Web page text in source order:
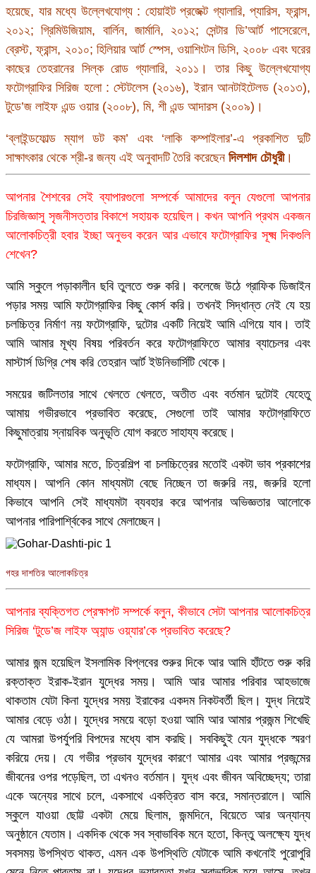
হয়েছে, যার মধ্যে উল্লেখযোগ্য : হোয়াইট প্রজেক্ট গ্যালারি, প্যারিস, ফ্রান্স,
২০১২; গ্রিমিউজিয়াম, বার্লিন, জার্মানি, ২০১২; সেন্টার ডি’আর্ট পাসেরেলে,
ব্রেস্ট, ফ্রান্স, ২০১০; হিলিয়ার আর্ট স্পেস, ওয়াশিংটন ডিসি, ২০০৮ এবং ঘরের
কাছের তেহরানের সিল্ক রোড গ্যালারি, ২০১১। তার কিছু উল্লেখযোগ্য
ফটোগ্রাফির সিরিজ হলো : স্টেটলেস (২০১৬), ইরান আনটাইটেলড (২০১৩),
টুডে’জ লাইফ এন্ড ওয়ার (২০০৮), মি, শী এন্ড আদারস (২০০৯)।
‘ব্লাইন্ডফোল্ড ম্যাগ ডট কম’ এবং ‘লাকি কম্পাইলার’-এ প্রকাশিত দুটি
সাক্ষাৎকার থেকে শ্রী-র জন্য এই অনুবাদটি তৈরি করেছেন দিলশাদ চৌধুরী।
আপনার শৈশবের সেই ব্যাপারগুলো সম্পর্কে আমাদের বলুন যেগুলো আপনার
চিরজিজ্ঞাসু সৃজনীসত্তার বিকাশে সহায়ক হয়েছিল। কখন আপনি প্রথম একজন
আলোকচিত্রী হবার ইচ্ছা অনুভব করেন আর এভাবে ফটোগ্রাফির সূক্ষ্ম দিকগুলি
শেখেন?
আমি স্কুলে পড়াকালীন ছবি তুলতে শুরু করি। কলেজে উঠে গ্রাফিক ডিজাইন
পড়ার সময় আমি ফটোগ্রাফির কিছু কোর্স করি। তখনই সিদ্ধান্ত নেই যে হয়
চলচ্চিত্র নির্মাণ নয় ফটোগ্রাফি, দুটোর একটি নিয়েই আমি এগিয়ে যাব। তাই
আমি আমার মূখ্য বিষয় পরিবর্তন করে ফটোগ্রাফিতে আমার ব্যাচেলর এবং
মাস্টার্স ডিগ্রি শেষ করি তেহরান আর্ট ইউনিভার্সিটি থেকে।
সময়ের জটিলতার সাথে খেলতে খেলতে, অতীত এবং বর্তমান দুটোই যেহেতু
আমায় গভীরভাবে প্রভাবিত করেছে, সেগুলো তাই আমার ফটোগ্রাফিতে
কিছুমাত্রায় স্নায়বিক অনুভূতি যোগ করতে সাহায্য করেছে।
ফটোগ্রাফি, আমার মতে, চিত্রশিল্প বা চলচ্চিত্রের মতোই একটা ভাব প্রকাশের
মাধ্যম। আপনি কোন মাধ্যমটা বেছে নিচ্ছেন তা জরুরি নয়, জরুরি হলো
কিভাবে আপনি সেই মাধ্যমটা ব্যবহার করে আপনার অভিজ্ঞতার আলোকে
আপনার পারিপার্শ্বিকের সাথে মেলাচ্ছেন।
গহর দাশতির আলোকচিত্র
আপনার ব্যক্তিগত প্রেক্ষাপট সম্পর্কে বলুন, কীভাবে সেটা আপনার আলোকচিত্র
সিরিজ ‘টুডে’জ লাইফ অ্যান্ড ওয়্যার’কে প্রভাবিত করেছে?
আমার জন্ম হয়েছিল ইসলামিক বিপ্লবের শুরুর দিকে আর আমি হাঁটতে শুরু করি
রক্তাক্ত ইরাক-ইরান যুদ্ধের সময়। আমি আর আমার পরিবার আহভাজে
থাকতাম যেটা কিনা যুদ্ধের সময় ইরাকের একদম নিকটবর্তী ছিল। যুদ্ধ নিয়েই
আমার বেড়ে ওঠা। যুদ্ধের সময়ে বড়ো হওয়া আমি আর আমার প্রজন্ম শিখেছি
যে আমরা উপর্যুপরি বিপদের মধ্যে বাস করছি। সবকিছুই যেন যুদ্ধকে স্মরণ
করিয়ে দেয়। যে গভীর প্রভাব যুদ্ধের কারণে আমার এবং আমার প্রজন্মের
জীবনের ওপর পড়েছিল, তা এখনও বর্তমান। যুদ্ধ এবং জীবন অবিচ্ছেদ্য; তারা
একে অন্যের সাথে চলে, একসাথে একত্রিত বাস করে, সমান্তরালে। আমি
স্কুলে যাওয়া ছোট্ট একটা মেয়ে ছিলাম, জন্মদিনে, বিয়েতে আর অন্যান্য
অনুষ্ঠানে যেতাম। একদিক থেকে সব স্বাভাবিক মনে হতো, কিন্তু অলক্ষ্যে যুদ্ধ
সবসময় উপস্থিত থাকত, এমন এক উপস্থিতি যেটাকে আমি কখনোই পুরোপুরি